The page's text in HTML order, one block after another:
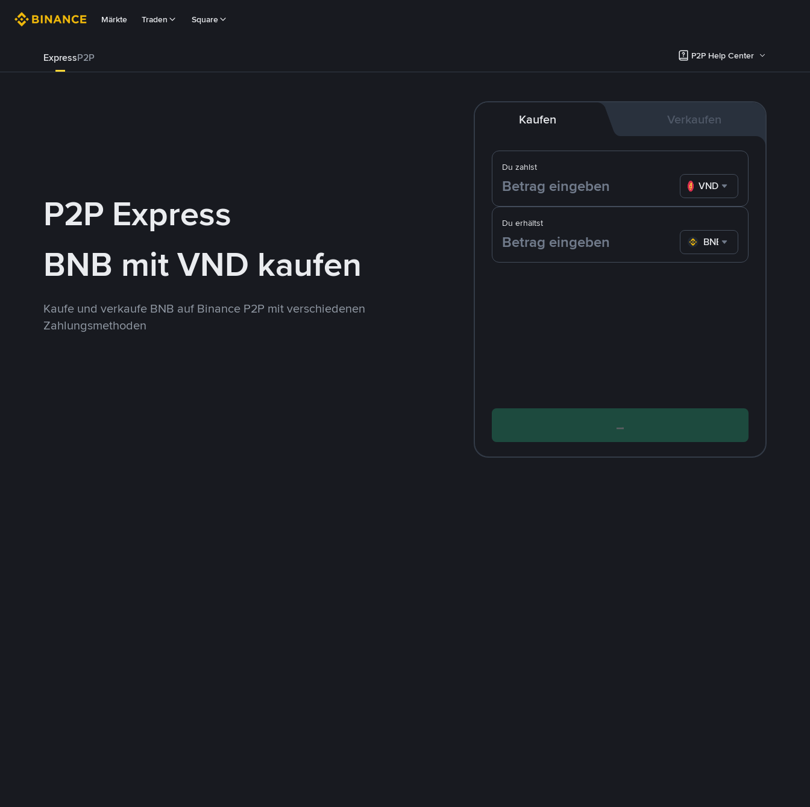
Märkte Traden Square
ExpressP2P P2P Help Center
P2P Express
BNB mit VND kaufen
Kaufe und verkaufe BNB auf Binance P2P mit verschiedenen
Zahlungsmethoden
Kaufen Verkaufen
Du zahlst
VND
Du erhältst
BNB